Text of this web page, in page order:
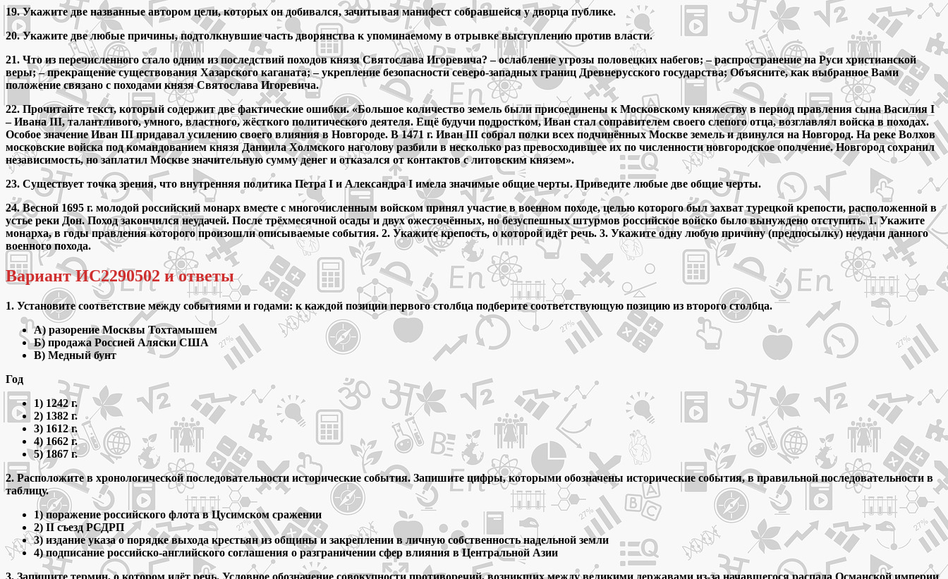
19. Укажите две названные автором цели, которых он добивался, зачитывая манифест собравшейся у дворца публике.
20. Укажите две любые причины, подтолкнувшие часть дворянства к упоминаемому в отрывке выступлению против власти.
21. Что из перечисленного стало одним из последствий походов князя Святослава Игоревича? – ослабление угрозы половецких набегов; – распространение на Руси христианской
веры; – прекращение существования Хазарского каганата; – укрепление безопасности северо-западных границ Древнерусского государства; Объясните, как выбранное Вами
положение связано с походами князя Святослава Игоревича.
22. Прочитайте текст, который содержит две фактические ошибки. «Большое количество земель были присоединены к Московскому княжеству в период правления сына Василия I
– Ивана III, талантливого, умного, властного, жёсткого политического деятеля. Ещё будучи подростком, Иван стал соправителем своего слепого отца, возглавлял войска в походах.
Особое значение Иван III придавал усилению своего влияния в Новгороде. В 1471 г. Иван III собрал полки всех подчинённых Москве земель и двинулся на Новгород. На реке Волхов
московские войска под командованием князя Даниила Холмского наголову разбили в несколько раз превосходившее их по численности новгородское ополчение. Новгород сохранил
независимость, но заплатил Москве значительную сумму денег и отказался от контактов с литовским князем».
23. Существует точка зрения, что внутренняя политика Петра I и Александра I имела значимые общие черты. Приведите любые две общие черты.
24. Весной 1695 г. молодой российский монарх вместе с многочисленным войском принял участие в военном походе, целью которого был захват турецкой крепости, расположенной в
устье реки Дон. Поход закончился неудачей. После трёхмесячной осады и двух ожесточённых, но безуспешных штурмов российское войско было вынуждено отступить. 1. Укажите
монарха, в годы правления которого произошли описываемые события. 2. Укажите крепость, о которой идёт речь. 3. Укажите одну любую причину (предпосылку) неудачи данного
военного похода.
Вариант ИС2290502 и ответы
1. Установите соответствие между событиями и годами: к каждой позиции первого столбца подберите соответствующую позицию из второго столбца.
А) разорение Москвы Тохтамышем
Б) продажа Россией Аляски США
В) Медный бунт
Год
1) 1242 г.
2) 1382 г.
3) 1612 г.
4) 1662 г.
5) 1867 г.
2. Расположите в хронологической последовательности исторические события. Запишите цифры, которыми обозначены исторические события, в правильной последовательности в
таблицу.
1) поражение российского флота в Цусимском сражении
2) II съезд РСДРП
3) издание указа о порядке выхода крестьян из общины и закреплении в личную собственность надельной земли
4) подписание российско-английского соглашения о разграничении сфер влияния в Центральной Азии
3. Запишите термин, о котором идёт речь. Условное обозначение совокупности противоречий, возникших между великими державами из-за начавшегося распада Османской империи